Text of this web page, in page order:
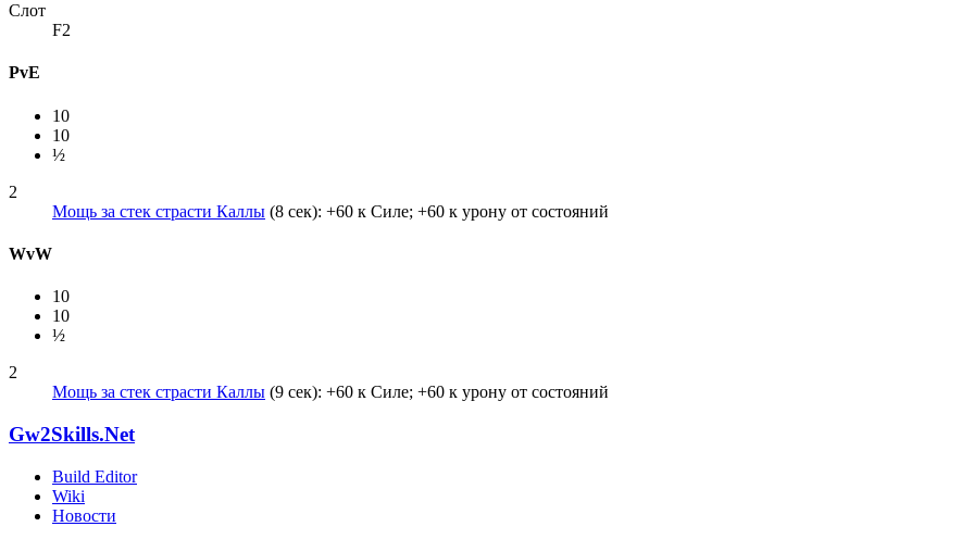
Слот
F2
PvE
10
10
½
2
Мощь за стек страсти Каллы (8 сек): +60 к Силе; +60 к урону от состояний
WvW
10
10
½
2
Мощь за стек страсти Каллы (9 сек): +60 к Силе; +60 к урону от состояний
Gw2Skills.Net
Build Editor
Wiki
Новости